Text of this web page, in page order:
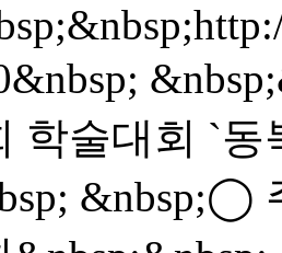
학술대회 `
&nbsp;◯